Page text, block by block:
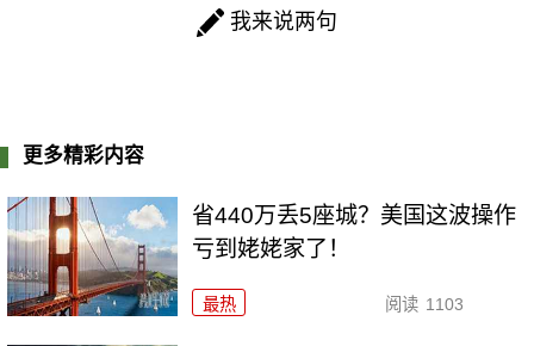
我来说两句
更多精彩内容
省440万丢5座城？美国这波操作
亏到姥姥家了！
最热 阅读 1103